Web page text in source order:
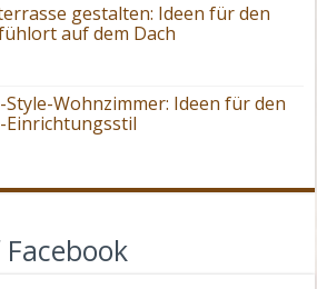
gestalten: Ideen für den
auf dem Dach
Style-Wohnzimmer: Ideen für den
Einrichtungsstil